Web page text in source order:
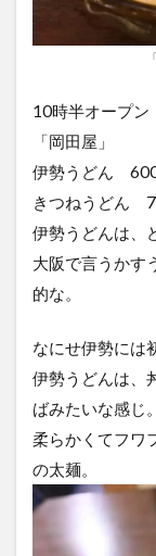
10時半オープン
「岡田屋」
伊勢うどん
きつねうどん
伊勢うどんは、
大阪で言うかす
的な。
なにせ伊勢には
伊勢うどんは、
ばみたいな感じ。
柔らかくてフワ
の太麺。